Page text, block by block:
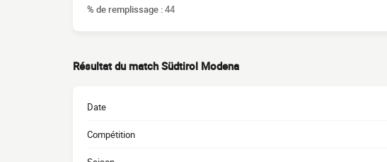
% de remplissage :44
Résultat du match Südtirol Modena
Date
Compétition